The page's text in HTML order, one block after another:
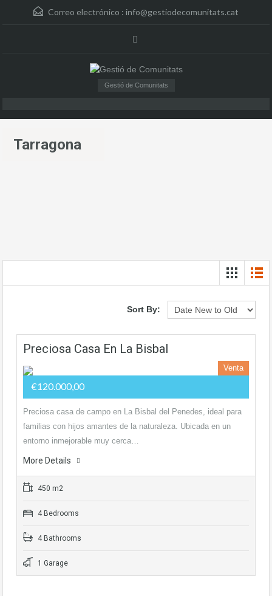
Correo electrónico : info@gestiodecomunitats.cat
Gestió de Comunitats
Tarragona
Sort By:
Preciosa Casa En La Bisbal
Venta
€120.000,00
Preciosa casa de campo en La Bisbal del Penedes, ideal para
familias con hijos amantes de la naturaleza. Ubicada en un
entorno inmejorable muy cerca…
More Details
450 m2
4 Bedrooms
4 Bathrooms
1 Garage